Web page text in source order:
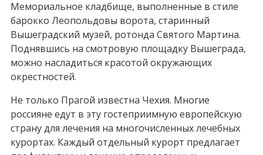
Мемориальное кладбище, выполненные в стиле
барокко Леопольдовы ворота, старинный
Вышеградский музей, ротонда Святого Мартина.
Поднявшись на смотровую площадку Вышеграда,
можно насладиться красотой окружающих
окрестностей.
Не только Прагой известна Чехия. Многие
россияне едут в эту гостеприимную европейскую
страну для лечения на многочисленных лечебных
курортах. Каждый отдельный курорт предлагает